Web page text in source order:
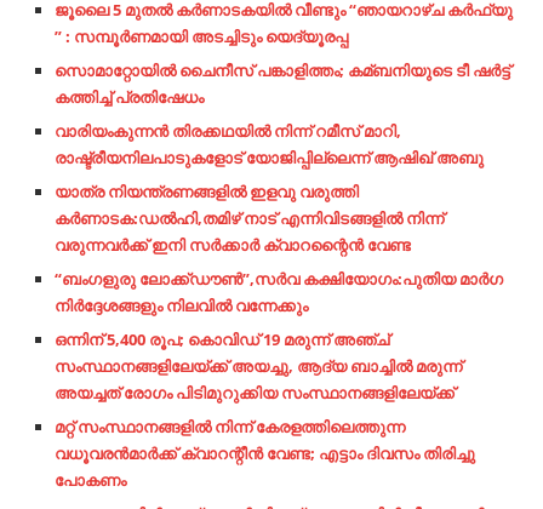
ജൂലൈ 5 മുതൽ കർണാടകയിൽ വീണ്ടും “ഞായറാഴ്ച കർഫ്യു
” : സമ്പൂർണമായി അടച്ചിടും യെദ്യൂരപ്പ
സൊമാറ്റോയില്‍ ചൈനീസ്​ പങ്കാളിത്തം; കമ്ബനിയുടെ ടീ ഷര്‍ട്ട്​
കത്തിച്ച്‌​ പ്രതിഷേധം
വാരിയംകുന്നന്‍ തിരക്കഥയില്‍ നിന്ന് റമീസ് മാറി,
രാഷ്ട്രീയനിലപാടുകളോട് യോജിപ്പില്ലെന്ന് ആഷിഖ് അബു
യാത്ര നിയന്ത്രണങ്ങളിൽ ഇളവു വരുത്തി
കർണാടക:ഡൽഹി,തമിഴ് നാട് എന്നിവിടങ്ങളിൽ നിന്ന്
വരുന്നവർക്ക് ഇനി സർക്കാർ ക്വാറന്റൈൻ വേണ്ട
“ബംഗളുരു ലോക്ക്ഡൗൺ”,സർവ കക്ഷിയോഗം:പുതിയ മാർഗ
നിർദ്ദേശങ്ങളും നിലവിൽ വന്നേക്കും
ഒന്നിന് 5,400 രൂപ; കൊവിഡ് 19 മരുന്ന് അഞ്ച്
സംസ്ഥാനങ്ങളിലേയ്ക്ക് അയച്ചു, ആദ്യ ബാച്ചില്‍ മരുന്ന്
അയച്ചത് രോഗം പിടിമുറുക്കിയ സംസ്ഥാനങ്ങളിലേയ്ക്ക്
മറ്റ് സംസ്ഥാനങ്ങളില്‍ നിന്ന് കേരളത്തിലെത്തുന്ന
വധൂവരന്‍മാര്‍ക്ക് ക്വാറന്റീന്‍ വേണ്ട; എട്ടാം ദിവസം തിരിച്ചു
പോകണം